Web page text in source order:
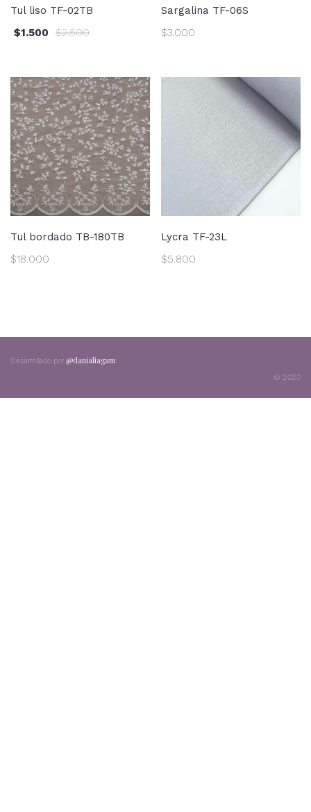
Tul liso TF-02TB
$2.500
$1.500
Sargalina TF-06S
$3.000
Tul bordado TB-180TB
$18.000
Lycra TF-23L
$5.800
Desarrollado por @danialiagam
© 2020